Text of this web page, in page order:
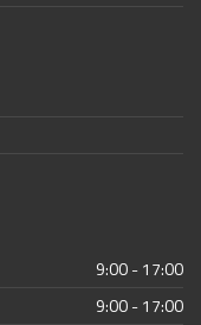
9:00 - 17:00
9:00 - 17:00